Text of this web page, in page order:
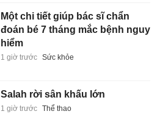
Một chi tiết giúp bác sĩ chẩn
đoán bé 7 tháng mắc bệnh nguy
hiểm
1 giờ trước Sức khỏe
Salah rời sân khấu lớn
1 giờ trước Thể thao